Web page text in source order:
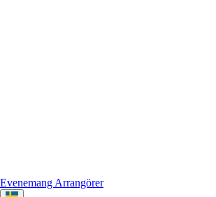
Evenemang Arrangörer